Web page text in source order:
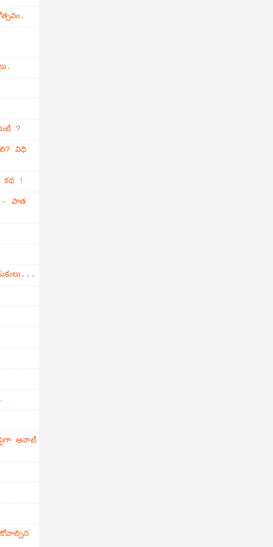
?
విధి
కథ !
- పాత
పైగా ఆనాటి